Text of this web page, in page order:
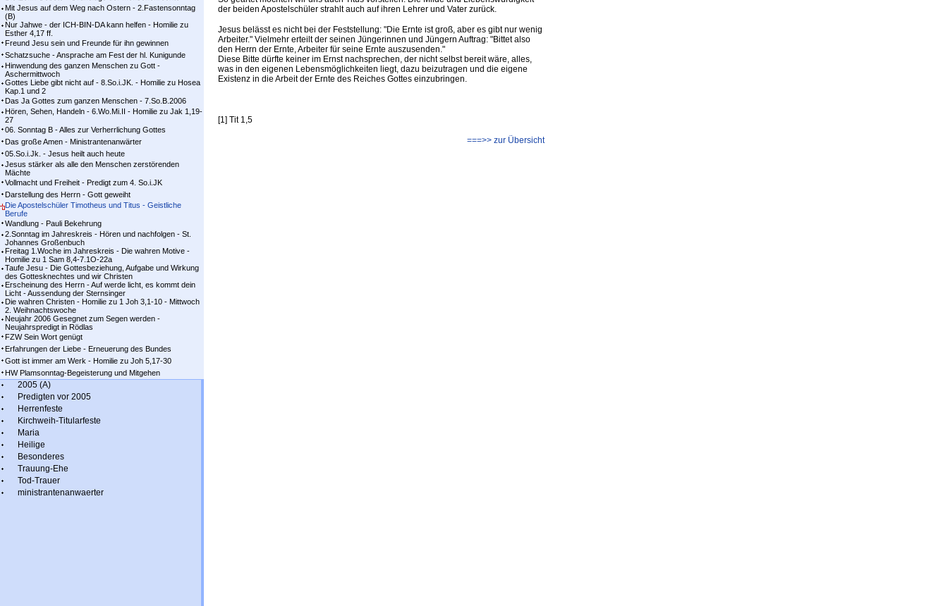
Mit Jesus auf dem Weg nach Ostern - 2.Fastensonntag
(B)
Nur Jahwe - der ICH-BIN-DA kann helfen - Homilie zu
Esther 4,17 ff.
Freund Jesu sein und Freunde für ihn gewinnen
Schatzsuche - Ansprache am Fest der hl. Kunigunde
Hinwendung des ganzen Menschen zu Gott -
Aschermittwoch
Gottes Liebe gibt nicht auf - 8.So.i.JK. - Homilie zu Hosea
Kap.1 und 2
Das Ja Gottes zum ganzen Menschen - 7.So.B.2006
Hören, Sehen, Handeln - 6.Wo.Mi.II - Homilie zu Jak 1,19-
27
06. Sonntag B - Alles zur Verherrlichung Gottes
Das große Amen - Ministrantenanwärter
05.So.i.Jk. - Jesus heilt auch heute
Jesus stärker als alle den Menschen zerstörenden
Mächte
Vollmacht und Freiheit - Predigt zum 4. So.i.JK
Darstellung des Herrn - Gott geweiht
Die Apostelschüler Timotheus und Titus - Geistliche
Berufe
Wandlung - Pauli Bekehrung
2.Sonntag im Jahreskreis - Hören und nachfolgen - St.
Johannes Großenbuch
Freitag 1.Woche im Jahreskreis - Die wahren Motive -
Homilie zu 1 Sam 8,4-7.1O-22a
Taufe Jesu - Die Gottesbeziehung, Aufgabe und Wirkung
des Gottesknechtes und wir Christen
Erscheinung des Herrn - Auf werde licht, es kommt dein
Licht - Aussendung der Sternsinger
Die wahren Christen - Homilie zu 1 Joh 3,1-10 - Mittwoch
2. Weihnachtswoche
Neujahr 2006 Gesegnet zum Segen werden -
Neujahrspredigt in Rödlas
FZW Sein Wort genügt
Erfahrungen der Liebe - Erneuerung des Bundes
Gott ist immer am Werk - Homilie zu Joh 5,17-30
HW Plamsonntag-Begeisterung und Mitgehen
2005 (A)
Predigten vor 2005
Herrenfeste
Kirchweih-Titularfeste
Maria
Heilige
Besonderes
Trauung-Ehe
Tod-Trauer
ministrantenanwaerter
der beiden Apostelschüler strahlt auch auf ihren Lehrer und Vater zurück.
Jesus belässt es nicht bei der Feststellung: "Die Ernte ist groß, aber es gibt nur wenig
Arbeiter." Vielmehr erteilt der seinen Jüngerinnen und Jüngern Auftrag: "Bittet also
den Herrn der Ernte, Arbeiter für seine Ernte auszusenden."
Diese Bitte dürfte keiner im Ernst nachsprechen, der nicht selbst bereit wäre, alles,
was in den eigenen Lebensmöglichkeiten liegt, dazu beizutragen und die eigene
Existenz in die Arbeit der Ernte des Reiches Gottes einzubringen.
[1] Tit 1,5
===>> zur Übersicht